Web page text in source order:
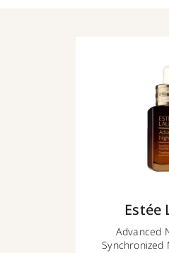
Estée
Advanced
Synchronized